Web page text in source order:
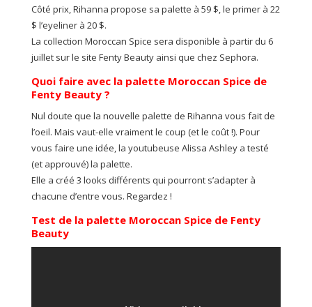
Côté prix, Rihanna propose sa palette à 59 $, le primer à 22
$ l’eyeliner à 20 $.
La collection Moroccan Spice sera disponible à partir du 6
juillet sur le site Fenty Beauty ainsi que chez Sephora.
Quoi faire avec la palette Moroccan Spice de
Fenty Beauty ?
Nul doute que la nouvelle palette de Rihanna vous fait de
l’oeil. Mais vaut-elle vraiment le coup (et le coût !). Pour
vous faire une idée, la youtubeuse Alissa Ashley a testé
(et approuvé) la palette.
Elle a créé 3 looks différents qui pourront s’adapter à
chacune d’entre vous. Regardez !
Test de la palette Moroccan Spice de Fenty
Beauty